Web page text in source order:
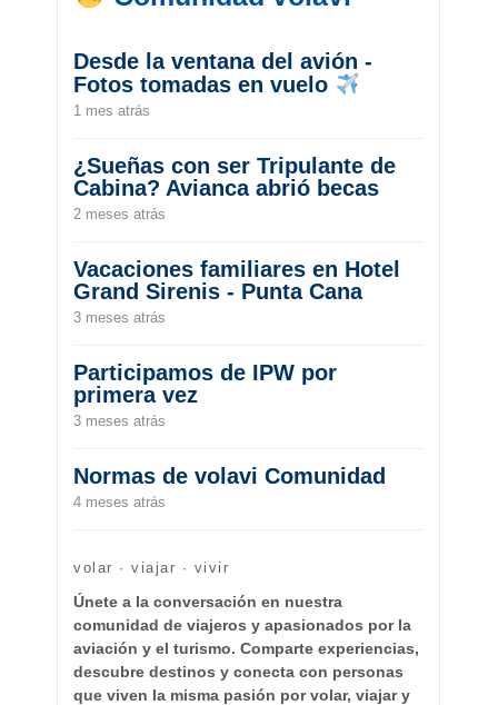
Desde la ventana del avión -
Fotos tomadas en vuelo
1 mes atrás
¿Sueñas con ser Tripulante de
Cabina? Avianca abrió becas
2 meses atrás
Vacaciones familiares en Hotel
Grand Sirenis - Punta Cana
3 meses atrás
Participamos de IPW por
primera vez
3 meses atrás
Normas de volavi Comunidad
4 meses atrás
volar · viajar · vivir
Únete a la conversación en nuestra
comunidad de viajeros y apasionados por la
aviación y el turismo. Comparte experiencias,
descubre destinos y conecta con personas
que viven la misma pasión por volar, viajar y